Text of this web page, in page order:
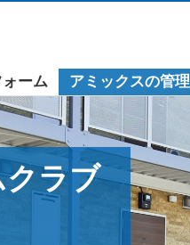
ーム アミックスの管理
ラブ